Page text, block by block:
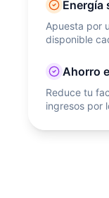
Energía
Apuesta por
disponible
Ahorro
Reduce tu
ingresos por